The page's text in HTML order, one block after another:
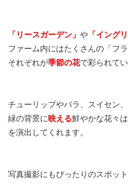
「リースガーデン」 や 「イング
ファーム内にはたくさんの「フ
それぞれが季節の花で彩られてい
チューリップやバラ、スイセン
緑の背景に 映える鮮やかな花々
を演出してくれます。
写真撮影にもぴったりのスポット